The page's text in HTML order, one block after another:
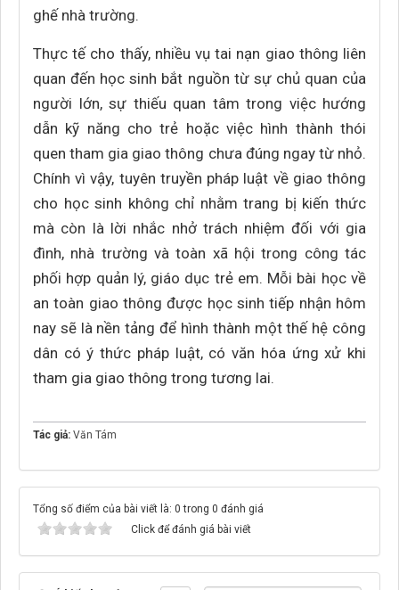
ghế nhà trường.
Thực tế cho thấy, nhiều vụ tai nạn giao thông liên
quan đến học sinh bắt nguồn từ sự chủ quan của
người lớn, sự thiếu quan tâm trong việc hướng
dẫn kỹ năng cho trẻ hoặc việc hình thành thói
quen tham gia giao thông chưa đúng ngay từ nhỏ.
Chính vì vậy, tuyên truyền pháp luật về giao thông
cho học sinh không chỉ nhằm trang bị kiến thức
mà còn là lời nhắc nhở trách nhiệm đối với gia
đình, nhà trường và toàn xã hội trong công tác
phối hợp quản lý, giáo dục trẻ em. Mỗi bài học về
an toàn giao thông được học sinh tiếp nhận hôm
nay sẽ là nền tảng để hình thành một thế hệ công
dân có ý thức pháp luật, có văn hóa ứng xử khi
tham gia giao thông trong tương lai.
Tác giả: Văn Tám
Tổng số điểm của bài viết là: 0 trong 0 đánh giá
Click để đánh giá bài viết